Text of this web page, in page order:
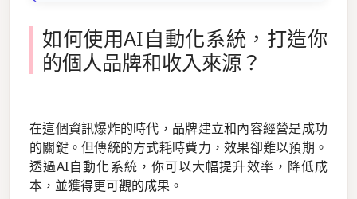
如何使用AI自動化系統，打造你
的個人品牌和收入來源？
在這個資訊爆炸的時代，品牌建立和內容經營是成功
的關鍵。但傳統的方式耗時費力，效果卻難以預期。
透過AI自動化系統，你可以大幅提升效率，降低成
本，並獲得更可觀的成果。